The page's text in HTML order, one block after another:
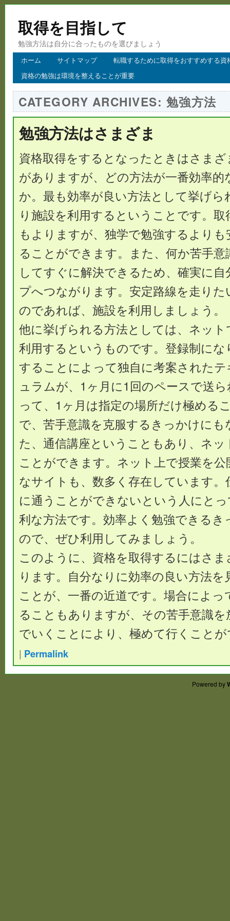
取得を目指して
勉強方法は自分に合ったものを選びましょう
ホーム サイトマップ
転職するために取得をおすすめする資
資格の勉強は環境を整えることが重要
CATEGORY ARCHIVES: 勉強方法
勉強方法はさまざま
資格取得をするとなったときはさま
がありますが、どの方法が一番効率
か。最も効率が良い方法として挙げ
り施設を利用するということです。
もよりますが、独学で勉強するより
ることができます。また、何か苦手
してすぐに解決できるため、確実に
プへつながります。安定路線を走り
のであれば、施設を利用しましょう。
他に挙げられる方法としては、ネッ
利用するというものです。登録制に
することによって独自に考案された
ュラムが、1ヶ月に1回のペースで送
って、1ヶ月は指定の場所だけ極める
で、苦手意識を克服するきっかけに
た、通信講座ということもあり、ネ
ことができます。ネット上で授業を
なサイトも、数多く存在しています。
に通うことができないという人にと
利な方法です。効率よく勉強できる
ので、ぜひ利用してみましょう。
このように、資格を取得するにはさ
ります。自分なりに効率の良い方法
ことが、一番の近道です。場合によ
ることもありますが、その苦手意識
でいくことにより、極めて行くこと
| Permalink
Powered by